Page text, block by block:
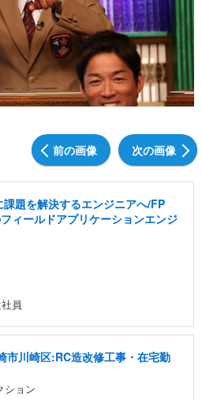
前の画像 次の画像
題を解決するエンジニアへ/FP
ィールドアプリケーションエンジ
員
市川崎区:RC造改修工事・在宅勤
ション